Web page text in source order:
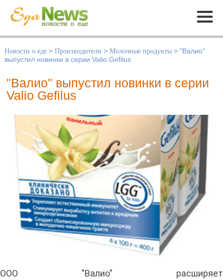
Меню
Новости о еде > Производители > Молочные продукты > "Валио"
выпустил новинки в серии Valio Gefilus
"Валио" выпустил новинки в серии
Valio Gefilus
ООО "Валио" расширяет